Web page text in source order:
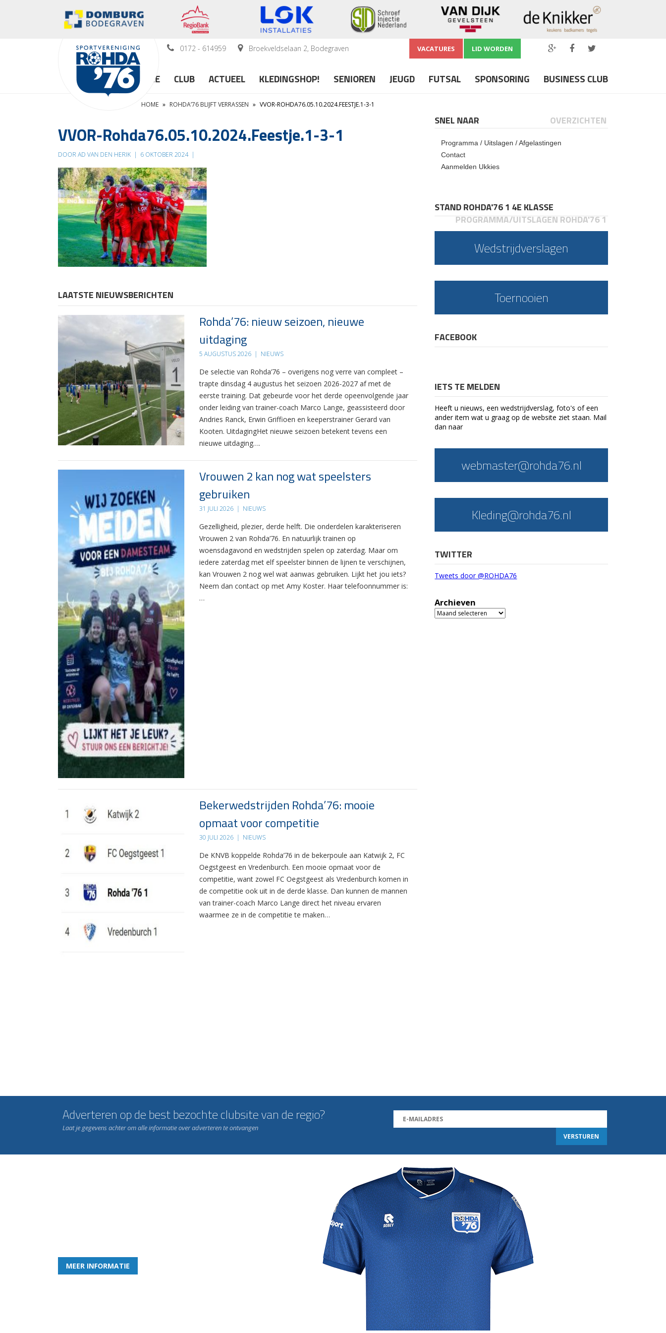
0172 - 614959 Broekveldselaan 2, Bodegraven VACATURES LID WORDEN
HOME CLUB ACTUEEL KLEDINGSHOP! SENIOREN JEUGD FUTSAL SPONSORING BUSINESS CLUB
HOME » ROHDA’76 BLIJFT VERRASSEN » VVOR-ROHDA76.05.10.2024.FEESTJE.1-3-1
VVOR-Rohda76.05.10.2024.Feestje.1-3-1
DOOR AD VAN DEN HERIK | 6 OKTOBER 2024 |
LAATSTE NIEUWSBERICHTEN
Rohda’76: nieuw seizoen, nieuwe
uitdaging
5 AUGUSTUS 2026 | NIEUWS
De selectie van Rohda’76 – overigens nog verre van compleet –
trapte dinsdag 4 augustus het seizoen 2026-2027 af met de
eerste training. Dat gebeurde voor het derde opeenvolgende jaar
onder leiding van trainer-coach Marco Lange, geassisteerd door
Andries Ranck, Erwin Griffioen en keeperstrainer Gerard van
Kooten. UitdagingHet nieuwe seizoen betekent tevens een
nieuwe uitdaging….
Vrouwen 2 kan nog wat speelsters
gebruiken
31 JULI 2026 | NIEUWS
Gezelligheid, plezier, derde helft. Die onderdelen karakteriseren
Vrouwen 2 van Rohda’76. En natuurlijk trainen op
woensdagavond en wedstrijden spelen op zaterdag. Maar om
iedere zaterdag met elf speelster binnen de lijnen te verschijnen,
kan Vrouwen 2 nog wel wat aanwas gebruiken. Lijkt het jou iets?
Neem dan contact op met Amy Koster. Haar telefoonnummer is:
…
Bekerwedstrijden Rohda’76: mooie
opmaat voor competitie
30 JULI 2026 | NIEUWS
De KNVB koppelde Rohda’76 in de bekerpoule aan Katwijk 2, FC
Oegstgeest en Vredenburch. Een mooie opmaat voor de
competitie, want zowel FC Oegstgeest als Vredenburch komen in
de competitie ook uit in de derde klasse. Dan kunnen de mannen
van trainer-coach Marco Lange direct het niveau ervaren
waarmee ze in de competitie te maken…
SNEL NAAR OVERZICHTEN
Programma / Uitslagen / Afgelastingen
Contact
Aanmelden Ukkies
STAND ROHDA'76 1 4E KLASSE
PROGRAMMA/UITSLAGEN ROHDA'76 1
Wedstrijdverslagen
Toernooien
FACEBOOK
IETS TE MELDEN
Heeft u nieuws, een wedstrijdverslag, foto's of een
ander item wat u graag op de website ziet staan. Mail
dan naar
webmaster@rohda76.nl
Kleding@rohda76.nl
TWITTER
Tweets door @ROHDA76
Archieven
Archieven
Adverteren op de best bezochte clubsite van de regio?
Laat je gegevens achter om alle informatie over adverteren te ontvangen
MEER INFORMATIE